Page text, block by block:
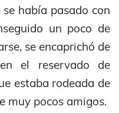
había pasado con
un poco de
se encaprichó de
el reservado de
estaba rodeada de
muy pocos amigos.